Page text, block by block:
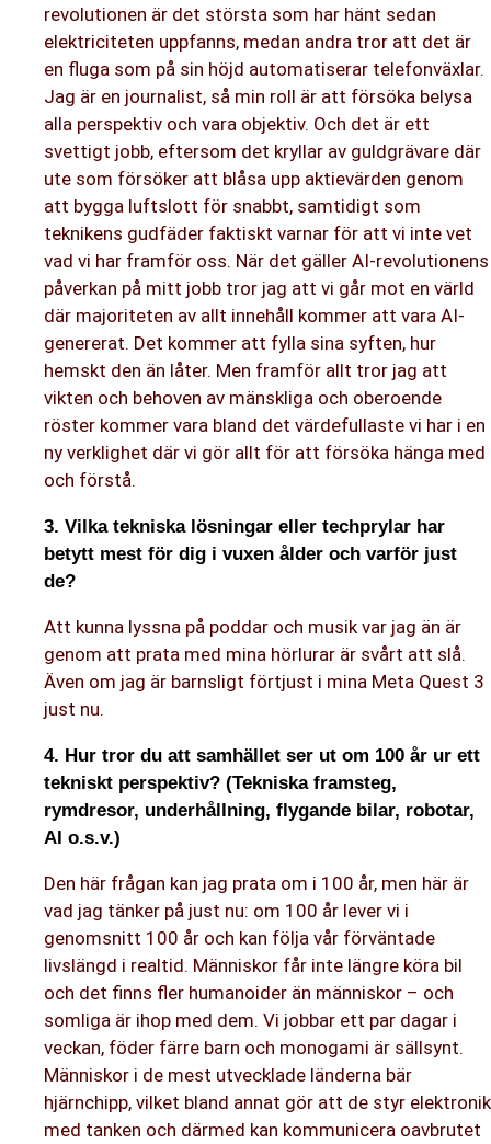
revolutionen är det största som har hänt sedan
elektriciteten uppfanns, medan andra tror att det är
en fluga som på sin höjd automatiserar telefonväxlar.
Jag är en journalist, så min roll är att försöka belysa
alla perspektiv och vara objektiv. Och det är ett
svettigt jobb, eftersom det kryllar av guldgrävare där
ute som försöker att blåsa upp aktievärden genom
att bygga luftslott för snabbt, samtidigt som
teknikens gudfäder faktiskt varnar för att vi inte vet
vad vi har framför oss. När det gäller AI-revolutionens
påverkan på mitt jobb tror jag att vi går mot en värld
där majoriteten av allt innehåll kommer att vara AI-
genererat. Det kommer att fylla sina syften, hur
hemskt den än låter. Men framför allt tror jag att
vikten och behoven av mänskliga och oberoende
röster kommer vara bland det värdefullaste vi har i en
ny verklighet där vi gör allt för att försöka hänga med
och förstå.
3. Vilka tekniska lösningar eller techprylar har
betytt mest för dig i vuxen ålder och varför just
de?
Att kunna lyssna på poddar och musik var jag än är
genom att prata med mina hörlurar är svårt att slå.
Även om jag är barnsligt förtjust i mina Meta Quest 3
just nu.
4. Hur tror du att samhället ser ut om 100 år ur ett
tekniskt perspektiv? (Tekniska framsteg,
rymdresor, underhållning, flygande bilar, robotar,
AI o.s.v.)
Den här frågan kan jag prata om i 100 år, men här är
vad jag tänker på just nu: om 100 år lever vi i
genomsnitt 100 år och kan följa vår förväntade
livslängd i realtid. Människor får inte längre köra bil
och det finns fler humanoider än människor – och
somliga är ihop med dem. Vi jobbar ett par dagar i
veckan, föder färre barn och monogami är sällsynt.
Människor i de mest utvecklade länderna bär
hjärnchipp, vilket bland annat gör att de styr elektronik
med tanken och därmed kan kommunicera oavbrutet